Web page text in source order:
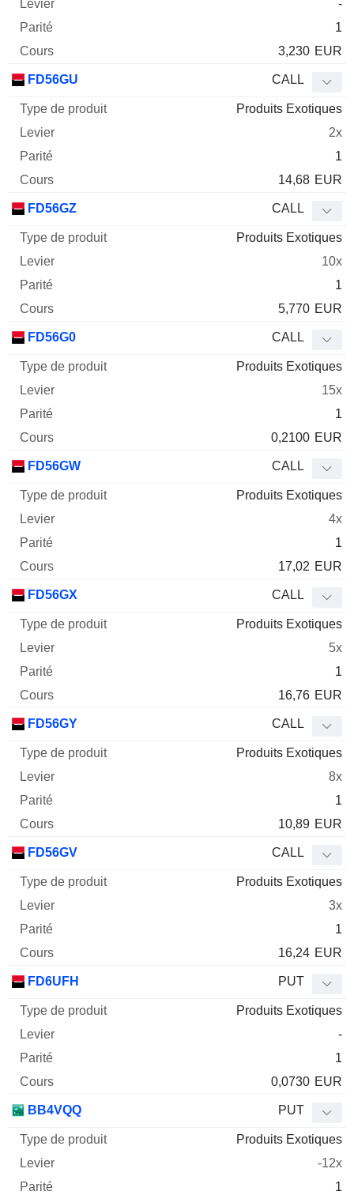
-
1
3,230 EUR
FD56GU CALL
Produits Exotiques
2x
1
14,68 EUR
FD56GZ CALL
Produits Exotiques
10x
1
5,770 EUR
FD56G0 CALL
Produits Exotiques
15x
1
0,2100 EUR
FD56GW CALL
Produits Exotiques
4x
1
17,02 EUR
FD56GX CALL
Produits Exotiques
5x
1
16,76 EUR
FD56GY CALL
Produits Exotiques
8x
1
10,89 EUR
FD56GV CALL
Produits Exotiques
3x
1
16,24 EUR
FD6UFH PUT
Produits Exotiques
-
1
0,0730 EUR
BB4VQQ PUT
Produits Exotiques
-12x
1